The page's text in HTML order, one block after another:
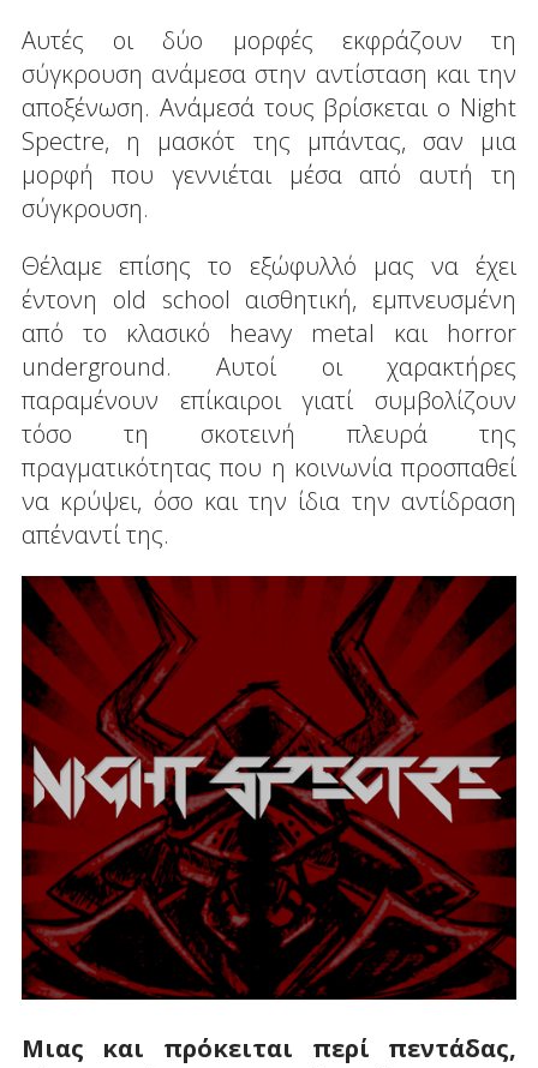
Αυτές οι δύο μορφές εκφράζουν τη
σύγκρουση ανάμεσα στην αντίσταση και την
αποξένωση. Ανάμεσά τους βρίσκεται ο Night
Spectre, η μασκότ της μπάντας, σαν μια
μορφή που γεννιέται μέσα από αυτή τη
σύγκρουση.
Θέλαμε επίσης το εξώφυλλό μας να έχει
έντονη old school αισθητική, εμπνευσμένη
από το κλασικό heavy metal και horror
underground. Αυτοί οι χαρακτήρες
παραμένουν επίκαιροι γιατί συμβολίζουν
τόσο τη σκοτεινή πλευρά της
πραγματικότητας που η κοινωνία προσπαθεί
να κρύψει, όσο και την ίδια την αντίδραση
απέναντί της.
Μιας και πρόκειται περί πεντάδας,